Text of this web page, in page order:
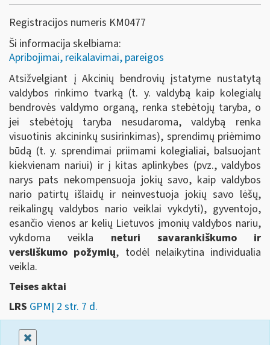
Registracijos numeris KM0477
Ši informacija skelbiama:
Apribojimai, reikalavimai, pareigos
Atsižvelgiant į Akcinių bendrovių įstatyme nustatytą
valdybos rinkimo tvarką (t. y. valdybą kaip kolegialų
bendrovės valdymo organą, renka stebėtojų taryba, o
jei stebėtojų taryba nesudaroma, valdybą renka
visuotinis akcininkų susirinkimas), sprendimų priėmimo
būdą (t. y. sprendimai priimami kolegialiai, balsuojant
kiekvienam nariui) ir į kitas aplinkybes (pvz., valdybos
narys pats nekompensuoja jokių savo, kaip valdybos
nario patirtų išlaidų ir neinvestuoja jokių savo lėšų,
reikalingų valdybos nario veiklai vykdyti), gyventojo,
esančio vienos ar kelių Lietuvos įmonių valdybos nariu,
vykdoma veikla neturi savarankiškumo ir
versliškumo požymių, todėl nelaikytina individualia
veikla.
Teises aktai
LRS GPMĮ 2 str. 7 d.